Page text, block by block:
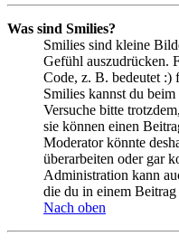
Was sind Smilies?
Smilies sind kleine
Gefühl auszudrücken.
Code, z. B. bedeutet
Smilies kannst du beim
Versuche bitte
sie können einen
Moderator könnte
überarbeiten oder gar
Administration kann
die du in einem Beitrag
Nach oben